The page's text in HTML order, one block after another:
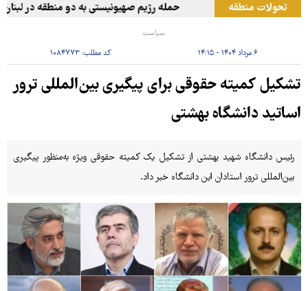
تحولات منطقه حمله رژیم صهیونیستی به دو منطقه در لبنان
سیاست
۶ مرداد ۱۴۰۴ - ۱۴:۱۵ کد مطلب:۱۰۸۴۷۷۳
تشکیل کمیته حقوقی برای پیگیری بین‌المللی ترور
اساتید دانشگاه بهشتی
رئیس دانشگاه شهید بهشتی از تشکیل یک کمیته حقوقی ویژه به‌منظور پیگیری
بین‌المللی ترور استادان این دانشگاه خبر داد.